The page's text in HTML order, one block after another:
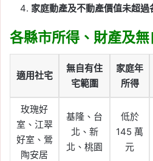
家庭動產及不動產價值未超過
各縣市所得、財產及
適用社宅
無自有住
宅範圍
家庭年
所得
玫瑰好
室、江翠
好室、鶯
陶安居
基隆、台
北、新
北、桃園
低於
145 萬
元